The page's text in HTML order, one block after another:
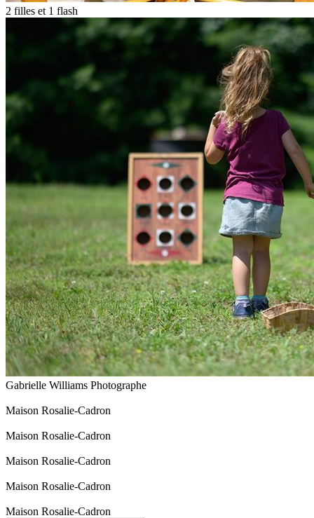
2 filles et 1 flash
Gabrielle Williams Photographe
Maison Rosalie-Cadron
Maison Rosalie-Cadron
Maison Rosalie-Cadron
Maison Rosalie-Cadron
Maison Rosalie-Cadron